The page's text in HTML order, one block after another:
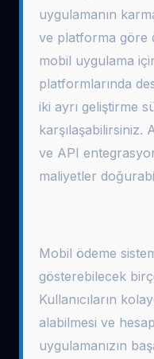
uygulamanın
ve platforma göre
mobil uygulama
platformlarında
iki ayrı geliştirme
karşılaşabilirsiniz.
ve API
maliyetler
Mobil ödeme
gösterebilecek
Kullanıcıların
alabilmesi ve
uygulamanızın